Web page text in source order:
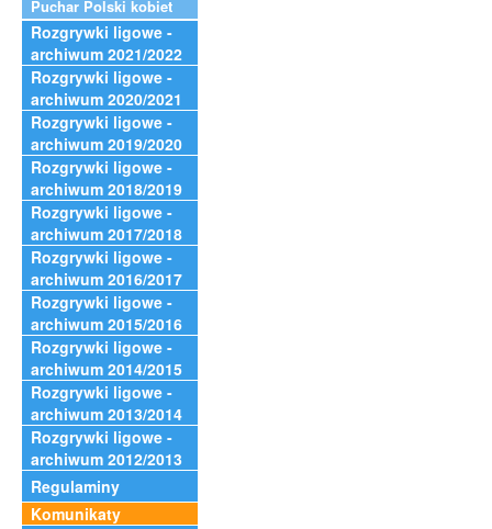
Puchar Polski kobiet
Rozgrywki ligowe -
archiwum 2021/2022
Rozgrywki ligowe -
archiwum 2020/2021
Rozgrywki ligowe -
archiwum 2019/2020
Rozgrywki ligowe -
archiwum 2018/2019
Rozgrywki ligowe -
archiwum 2017/2018
Rozgrywki ligowe -
archiwum 2016/2017
Rozgrywki ligowe -
archiwum 2015/2016
Rozgrywki ligowe -
archiwum 2014/2015
Rozgrywki ligowe -
archiwum 2013/2014
Rozgrywki ligowe -
archiwum 2012/2013
Regulaminy
Komunikaty